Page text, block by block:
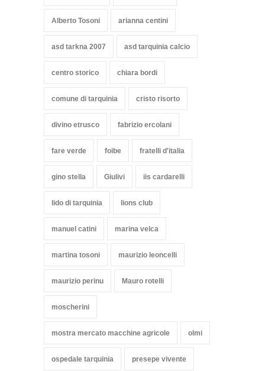
Alberto Tosoni arianna centini
asd tarkna 2007 asd tarquinia calcio
centro storico chiara bordi
comune di tarquinia cristo risorto
divino etrusco fabrizio ercolani
fare verde foibe fratelli d'italia
gino stella Giulivi iis cardarelli
lido di tarquinia lions club
manuel catini marina velca
martina tosoni maurizio leoncelli
maurizio perinu Mauro rotelli
moscherini
mostra mercato macchine agricole olmi
ospedale tarquinia presepe vivente